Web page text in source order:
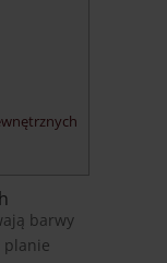
barwy
planie